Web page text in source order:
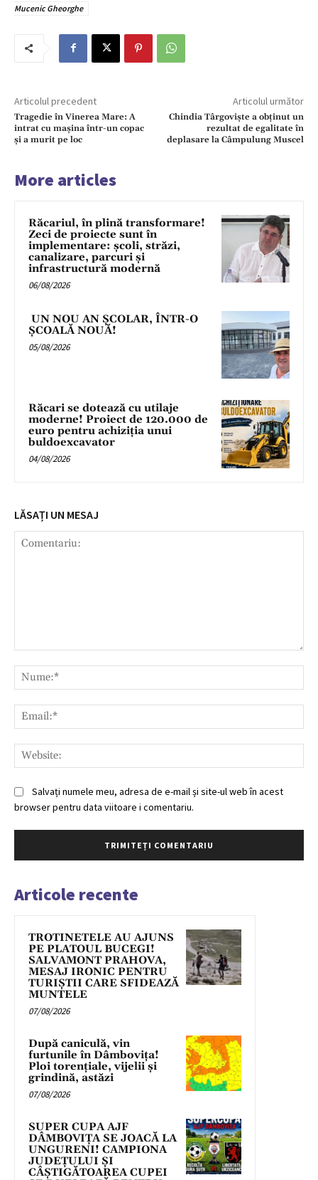
Mucenic Gheorghe
Articolul precedent
Tragedie în Vinerea Mare: A
intrat cu mașina într-un copac
și a murit pe loc
Articolul următor
Chindia Târgoviște a obținut un
rezultat de egalitate în
deplasare la Câmpulung Muscel
More articles
Răcariul, în plină transformare!
Zeci de proiecte sunt în
implementare: școli, străzi,
canalizare, parcuri și
infrastructură modernă
06/08/2026
UN NOU AN ȘCOLAR, ÎNTR-O
ȘCOALĂ NOUĂ!
05/08/2026
Răcari se dotează cu utilaje
moderne! Proiect de 120.000 de
euro pentru achiziția unui
buldoexcavator
04/08/2026
LĂSAȚI UN MESAJ
Salvați numele meu, adresa de e-mail și site-ul web în acest
browser pentru data viitoare i comentariu.
Articole recente
TROTINETELE AU AJUNS
PE PLATOUL BUCEGI!
SALVAMONT PRAHOVA,
MESAJ IRONIC PENTRU
TURIȘTII CARE SFIDEAZĂ
MUNTELE
07/08/2026
După caniculă, vin
furtunile în Dâmbovița!
Ploi torențiale, vijelii și
grindină, astăzi
07/08/2026
SUPER CUPA AJF
DÂMBOVIȚA SE JOACĂ LA
UNGURENI! CAMPIONA
JUDEȚULUI ȘI
CÂȘTIGĂTOAREA CUPEI